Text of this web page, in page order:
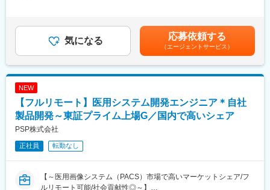
ます。
■キャリア
富士フイルムグループの育成制度「＋STORY」で成長をサポー
ト。ジョブローテーションや研修でキャリアの幅を広げられま
変更の範囲：会社の定める業務
・担当製品の販売活動、各種販促イベントの企画運営
・製品適正使用のための技術サポート（手術の立会いあり）
・製品適正使用に必要となる文献・資料・製品関連情報の提供
■担当製品：
心臓や下肢の血管の病気に対し、カテーテルを用いて治療する
「バスキュラーインターベンション（血管内カテーテル治療）」
や、血管内の状態を診るための「イメージング（画像診断）」、
肝臓がんの化学療法「インターベンショナルオンコロジー」に関
にやさしい治療（低侵襲治療）の発展に貢献しています。
はあくまでも目安の金額であり、選考を通じて上下する可能性が
あります。月給(月額)は固定手当を含めた表記です。
気になる 応募依頼する
（エージェントサービス）
NEW
【フルリモート】医用システム開発エンジニア＊自社
製品開発～東証プライム上場G／国内で高いシェア
PSP株式会社
正社員 転勤なし
【～医用画像システム（PACS）市場で高いマーケットシェア/フ
ルリモート可能/社会貢献性◎～】